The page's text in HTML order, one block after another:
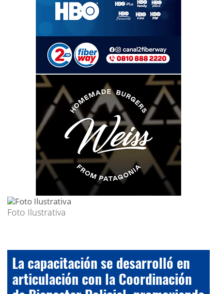
Foto Ilustrativa
La capacitación se desarrolló en
articulación con la Coordinación